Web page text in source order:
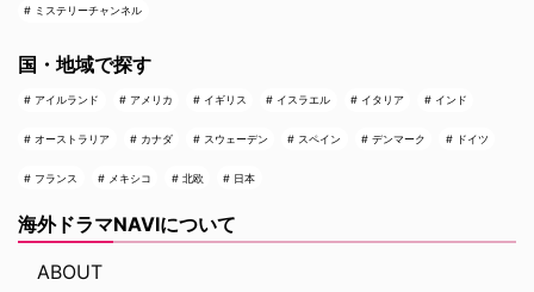
ミステリーチャンネル
国・地域で探す
アイルランド アメリカ イギリス イスラエル イタリア インド
オーストラリア カナダ スウェーデン スペイン デンマーク ドイツ
フランス メキシコ 北欧 日本
海外ドラマNAVIについて
ABOUT